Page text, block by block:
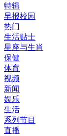
特辑
早报校园
热门
生活贴士
星座与生肖
保健
体育
视频
新闻
娱乐
生活
系列节目
直播